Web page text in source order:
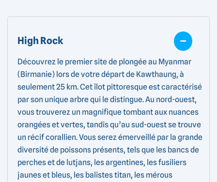
High Rock
Découvrez le premier site de plongée au Myanmar
(Birmanie) lors de votre départ de Kawthaung, à
seulement 25 km. Cet îlot pittoresque est caractérisé
par son unique arbre qui le distingue. Au nord-ouest,
vous trouverez un magnifique tombant aux nuances
orangées et vertes, tandis qu’au sud-ouest se trouve
un récif corallien. Vous serez émerveillé par la grande
diversité de poissons présents, tels que les bancs de
perches et de lutjans, les argentines, les fusiliers
jaunes et bleus, les balistes titan, les mérous